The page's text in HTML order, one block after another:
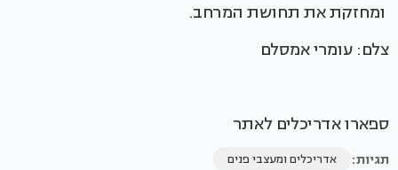
ומחזקת את תחושת המרחב.
צלם: עומרי אמסלם
ספארו אדריכלים לאתר
תגיות: אדריכלים ומעצבי פנים